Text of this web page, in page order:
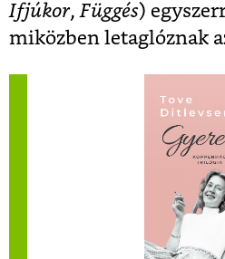
Ifjúkor, Függés)
miközben letaglóznak